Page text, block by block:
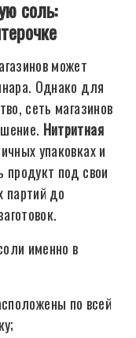
соль:
может
Однако для
сеть магазинов
Нитритная
упаковках и
продукт под свои
до
именно в
по всей